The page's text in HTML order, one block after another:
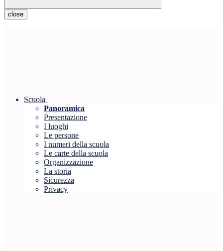
close
Scuola
Panoramica
Presentazione
I luoghi
Le persone
I numeri della scuola
Le carte della scuola
Organizzazione
La storia
Sicurezza
Privacy